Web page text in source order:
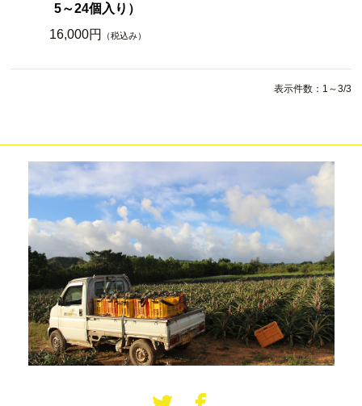
5～24個入り）
16,000円
（税込み）
表示件数：1～3/3